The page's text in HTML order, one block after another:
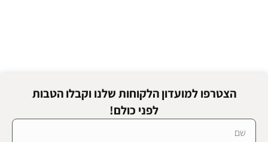
הצטרפו למועדון הלקוחות שלנו וקבלו הטבות
לפני כולם!